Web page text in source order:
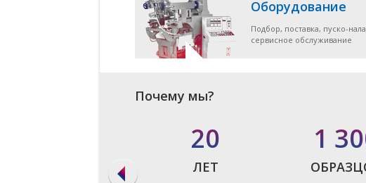
Оборудование
Подбор, поставка, пуско-
сервисное обслуживание
Почему мы?
20
ЛЕТ
1